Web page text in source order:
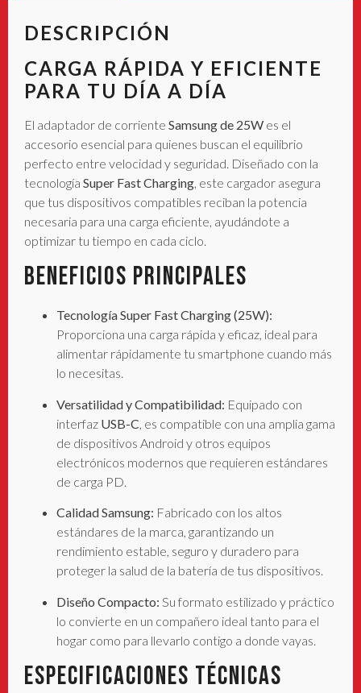
DESCRIPCIÓN
CARGA RÁPIDA Y EFICIENTE
PARA TU DÍA A DÍA
El adaptador de corriente Samsung de 25W es el
accesorio esencial para quienes buscan el equilibrio
perfecto entre velocidad y seguridad. Diseñado con la
tecnología Super Fast Charging, este cargador asegura
que tus dispositivos compatibles reciban la potencia
necesaria para una carga eficiente, ayudándote a
optimizar tu tiempo en cada ciclo.
Beneficios Principales
Tecnología Super Fast Charging (25W):
Proporciona una carga rápida y eficaz, ideal para
alimentar rápidamente tu smartphone cuando más
lo necesitas.
Versatilidad y Compatibilidad: Equipado con
interfaz USB-C , es compatible con una amplia gama
de dispositivos Android y otros equipos
electrónicos modernos que requieren estándares
de carga PD.
Calidad Samsung: Fabricado con los altos
estándares de la marca, garantizando un
rendimiento estable, seguro y duradero para
proteger la salud de la batería de tus dispositivos.
Diseño Compacto: Su formato estilizado y práctico
lo convierte en un compañero ideal tanto para el
hogar como para llevarlo contigo a donde vayas.
Especificaciones Técnicas